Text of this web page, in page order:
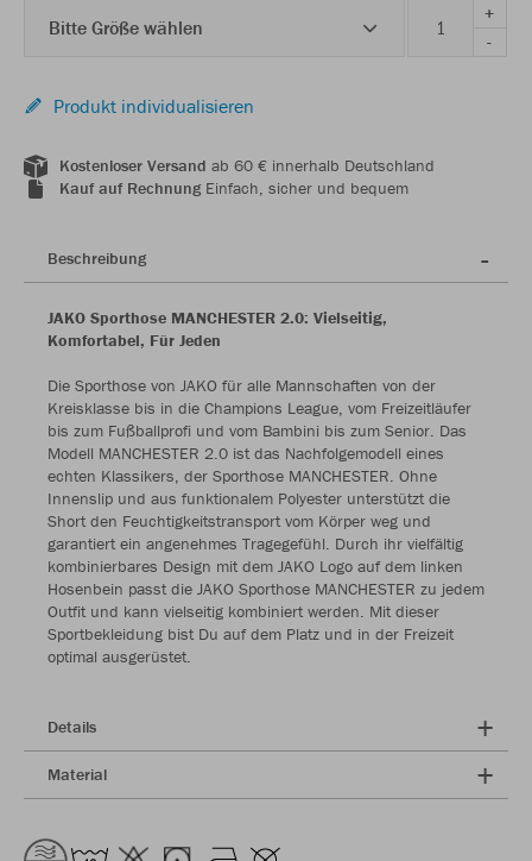
Bitte Größe wählen
+
-
Produkt individualisieren
Kostenloser Versand ab 60 € innerhalb Deutschland
Kauf auf RechnungEinfach, sicher und bequem
Beschreibung
JAKO Sporthose MANCHESTER 2.0: Vielseitig,
Komfortabel, Für Jeden
Die Sporthose von JAKO für alle Mannschaften von der
Kreisklasse bis in die Champions League, vom Freizeitläufer
bis zum Fußballprofi und vom Bambini bis zum Senior. Das
Modell MANCHESTER 2.0 ist das Nachfolgemodell eines
echten Klassikers, der Sporthose MANCHESTER. Ohne
Innenslip und aus funktionalem Polyester unterstützt die
Short den Feuchtigkeitstransport vom Körper weg und
garantiert ein angenehmes Tragegefühl. Durch ihr vielfältig
kombinierbares Design mit dem JAKO Logo auf dem linken
Hosenbein passt die JAKO Sporthose MANCHESTER zu jedem
Outfit und kann vielseitig kombiniert werden. Mit dieser
Sportbekleidung bist Du auf dem Platz und in der Freizeit
optimal ausgerüstet.
Details
Material